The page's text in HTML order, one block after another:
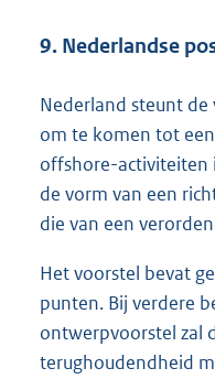
9. Nederlandse
Nederland steunt de
om te komen tot
offshore-activiteiten
de vorm van een
die van een
Het voorstel bevat
punten. Bij verdere
ontwerpvoorstel zal
terughoudendheid